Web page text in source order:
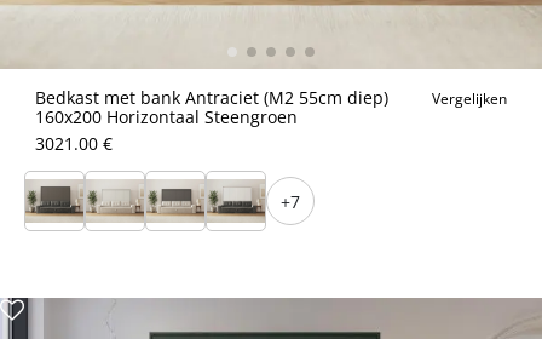
Bedkast met bank Antraciet (M2 55cm diep)
160x200 Horizontaal Steengroen
Vergelijken
3021.00 €
+7